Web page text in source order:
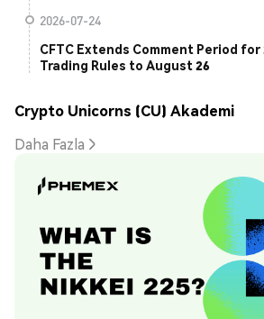
2026-07-24
CFTC Extends Comment Period
Trading Rules to August 26
Crypto Unicorns (CU) Akademi
Daha Fazla